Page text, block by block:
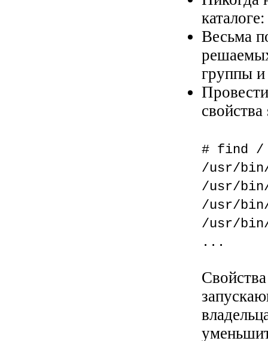
Весьма
группы и
# find / -
/usr/
/usr/bin/
/usr/
/usr/
...